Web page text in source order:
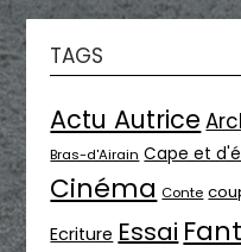
TAGS
Actu Autrice
Bras-d'Airain Cape et
Cinéma Conte
Ecriture Essai